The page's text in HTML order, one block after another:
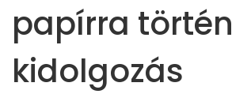
papírra
kidolgozás